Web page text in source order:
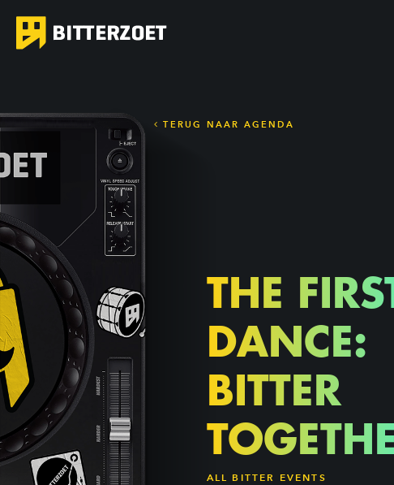
TERUG NAAR AGENDA
THE
DANCE:
BITTER
ALL BITTER EVENTS